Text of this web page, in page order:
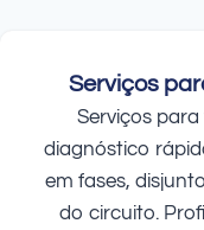
Serviços
Serviços
diagnóstico
em fases,
do circuito.